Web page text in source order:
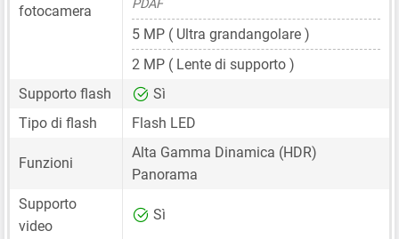
fotocamera
PDAF
5 MP ( Ultra grandangolare )
2 MP ( Lente di supporto )
Supporto flash
Sì
Tipo di flash
Flash LED
Funzioni
Alta Gamma Dinamica (HDR)
Panorama
Supporto
video
Sì